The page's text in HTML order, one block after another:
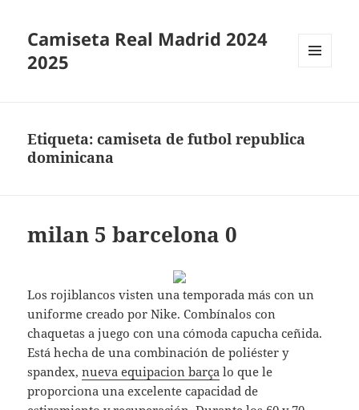
Camiseta Real Madrid 2024
2025
Etiqueta:camiseta de futbol republica
dominicana
milan 5 barcelona 0
Los rojiblancos visten una temporada más con un
uniforme creado por Nike. Combínalos con
chaquetas a juego con una cómoda capucha ceñida.
Está hecha de una combinación de poliéster y
spandex,nueva equipacion barça lo que le
proporciona una excelente capacidad de